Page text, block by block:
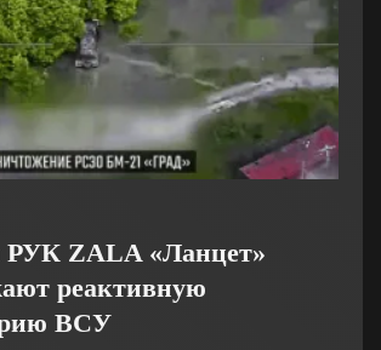
РУК ZALA «Ланцет»
реактивную
ВСУ